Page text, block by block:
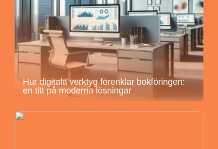
Hur digitala verktyg förenklar bokföringen:
en titt på moderna lösningar